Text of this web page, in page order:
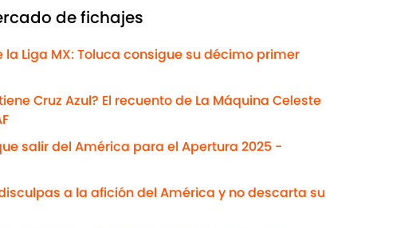
de fichajes
la Liga MX: Toluca consigue su décimo primer
Cruz Azul? El recuento de La Máquina Celeste
salir del América para el Apertura 2025 -
a la afición del América y no descarta su